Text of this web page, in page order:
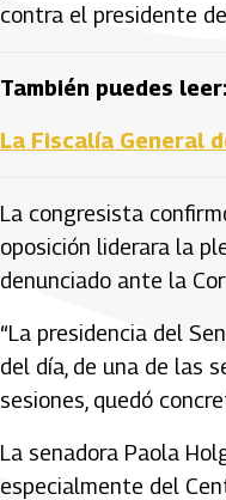
contra el presidente
También puedes leer:
La Fiscalía General
La congresista
oposición liderara la
denunciado ante la
“La presidencia del
del día, de una de las
sesiones, quedó
La senadora Paola
especialmente del